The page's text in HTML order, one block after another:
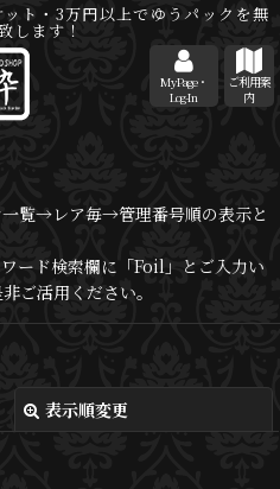
ト・3万円以上でゆうパックを無
します！
MyPage・
Log-In
ご利用案
内
覧→レア毎→管理番号順の表示と
ード検索欄に「Foil」とご入力い
ご活用ください。
表示順変更